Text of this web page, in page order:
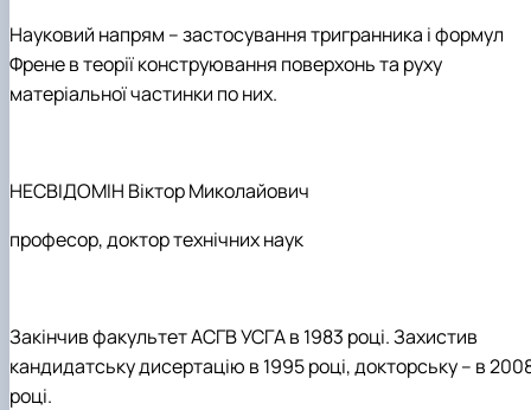
Науковий напрям – застосування тригранника і формул
Френе в теорії конструювання поверхонь та руху
матеріальної частинки по них.
НЕСВІДОМІН Віктор Миколайович
професор, доктор технічнихнаук
Закінчив факультет АСГВ УСГА в 1983 році. Захистив
кандидатську дисертацію в 1995 році, докторську – в
році.